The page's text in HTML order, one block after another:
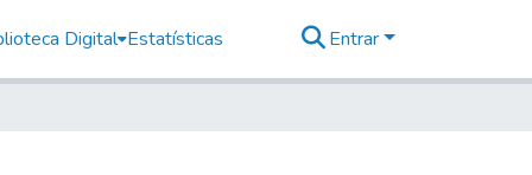
Digital Estatísticas Entrar